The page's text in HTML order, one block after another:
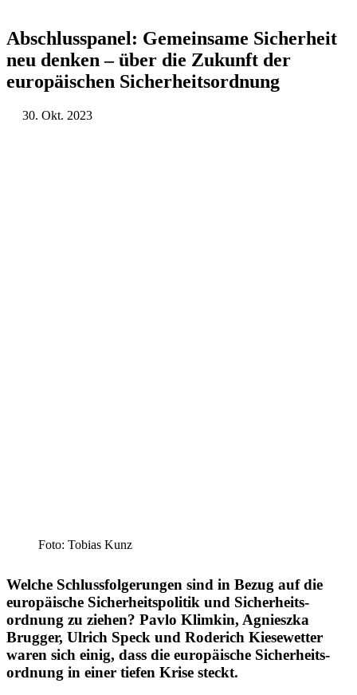
Abschluss­panel: Gemeinsame Sicherheit
neu denken – über die Zukunft der
europäi­schen Sicherheitsordnung
30. Okt. 2023
Foto: Tobias Kunz
Welche Schluss­fol­ge­rungen sind in Bezug auf die
europäische Sicher­heits­po­litik und Sicher­heits­
ordnung zu ziehen? Pavlo Klimkin, Agnieszka
Brugger, Ulrich Speck und Roderich Kiese­wetter
waren sich einig, dass die europäische Sicher­heits­
ordnung in einer tiefen Krise steckt.